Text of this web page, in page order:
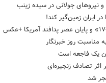
نیروهای جولانی در سیده زینب
ایران زمین‌گیر کند!
مناسبت روز خبرنگار
یک فاجعه است
شد